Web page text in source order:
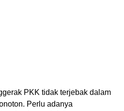
PKK tidak terjebak dalam
Perlu adanya